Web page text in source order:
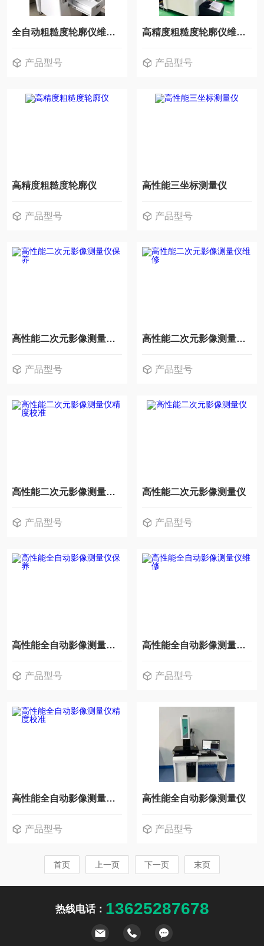
全自动粗糙度轮廓仪维修保养
产品型号
高精度粗糙度轮廓仪维修保养
产品型号
高精度粗糙度轮廓仪
产品型号
高性能三坐标测量仪
产品型号
高性能二次元影像测量仪保养
产品型号
高性能二次元影像测量仪维修
产品型号
高性能二次元影像测量仪精度校准
产品型号
高性能二次元影像测量仪
产品型号
高性能全自动影像测量仪保养
产品型号
高性能全自动影像测量仪维修
产品型号
高性能全自动影像测量仪精度校准
产品型号
高性能全自动影像测量仪
产品型号
首页 上一页 下一页 末页
热线电话： 13625287678